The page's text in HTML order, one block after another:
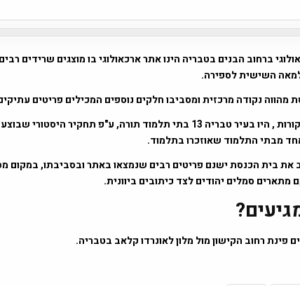
ברחוב הבנים בטבריה הינו אתר ארכאולוגי בו מוצגים שרידים
השישית לספירה.
מהווה נקודה מרכזית ומסביבו חלקים נוספים המכילים פריטים
על פי המקורות , היו בעיר טבריה 13 בתי תלמוד תורה, ע"פ תחקיר
מבתי התלמוד שאוזכרו בתלמוד.
את בית הכנסת ישנם פריטים רבים שנמצאו באתר ובסביבתו, במקום
סמלים יהודים לצד כיתובים ביוונית.
פינת רחוב הקישון מול מלון לאונרדו קלאב בטבריה.